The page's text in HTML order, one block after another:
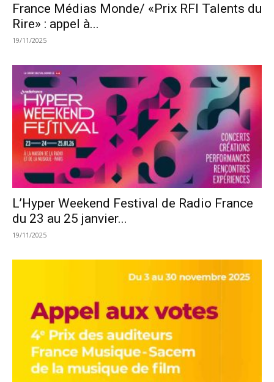
France Médias Monde/ «Prix RFI Talents du
Rire» : appel à...
19/11/2025
L’Hyper Weekend Festival de Radio France
du 23 au 25 janvier...
19/11/2025